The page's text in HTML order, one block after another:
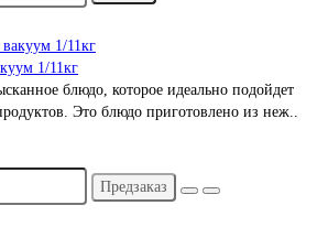
1/11кг
блюдо, которое идеально подойдет
Это блюдо приготовлено из неж..
Предзаказ